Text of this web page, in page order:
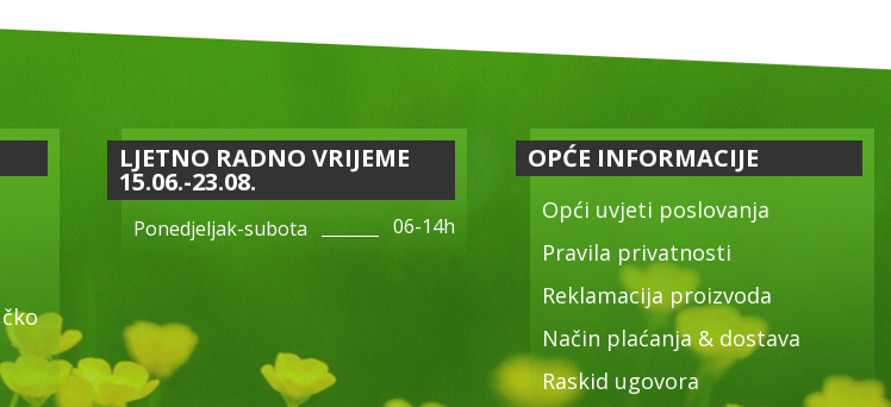
LJETNO RADNO VRIJEME
15.06.-23.08.
Ponedjeljak-subota 06-14h
OPĆE INFORMACIJE
Opći uvjeti poslovanja
Pravila privatnosti
Reklamacija proizvoda
Način plaćanja & dostava
Raskid ugovora